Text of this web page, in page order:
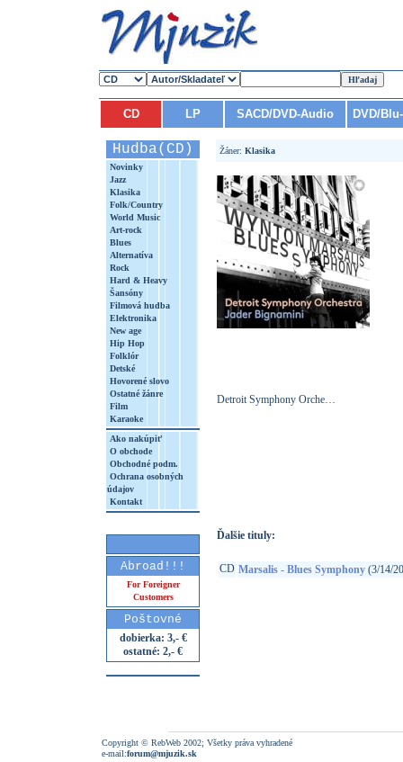
CD LP SACD/DVD-Audio DVD/
Hudba(CD)
Novinky
Jazz
Klasika
Folk/Country
World Music
Art-rock
Blues
Alternatíva
Rock
Hard & Heavy
Šansóny
Filmová hudba
Elektronika
New age
Hip Hop
Folklór
Detské
Hovorené slovo
Ostatné žánre
Film
Karaoke
Ako nakúpiť
O obchode
Obchodné podm.
Ochrana osobných
údajov
Kontakt
Abroad!!!
For Foreigner
Customers
Poštovné
dobierka: 3,- €
ostatné: 2,- €
Žáner: Klasika
Detroit Symphony Orche…
Ďalšie tituly:
CD Marsalis - Blues Symphony (3/14/
Copyright © RebWeb 2002; Všetky práva vyhradené
e-mail:forum@mjuzik.sk